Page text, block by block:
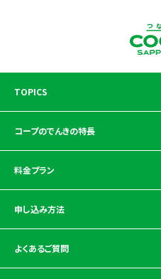
TOPICS
コープのでんきの特長
料金プラン
申し込み方法
よくあるご質問